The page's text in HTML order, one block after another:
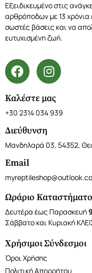
Εξειδικευμένο στις
αρθρόποδων με 13 χρόνια
σωστές βάσεις και να
ευτυχισμένη ζωή.
Καλέστε μας
+30 2314 034 939
Διεύθυνση
Μανδηλαρά 03, 54352,
Email
Ωράριο
Δευτέρα έως Παρασκευή
Σάββατο και Κυριακή
Χρήσιμοι Σύνδεσμοι
Όροι Χρήσης
Πολιτική Απορρήτου